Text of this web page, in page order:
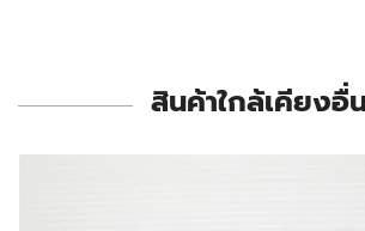
สินค้าใกล้เคียงอื่